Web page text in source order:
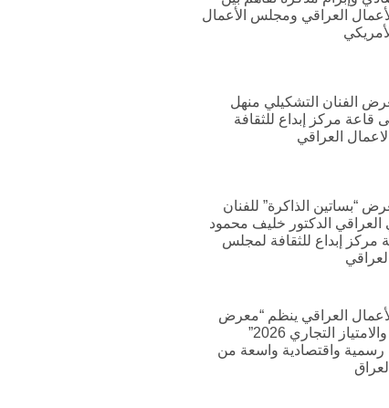
العراقي ومجلس الأعمال
الفنان التشكيلي منهل
قاعة مركز إبداع للثقافة
العراقي
“بساتين الذاكرة” للفنان
العراقي الدكتور خليف محمود
مركز إبداع للثقافة لمجلس
العراقي ينظم “معرض
الوكالات والامتياز التجاري 2026”
رسمية واقتصادية واسعة من